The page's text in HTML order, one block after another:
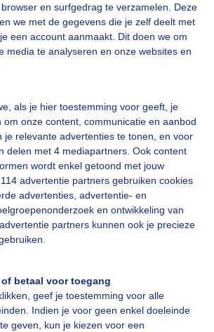
en surfgedrag te verzamelen. Deze
we met de gegevens die je zelf deelt met
een account aanmaakt. Dit doen we om
media te analyseren en onze websites en
als je hier toestemming voor geeft, je
om onze content, communicatie en aanbod
je relevante advertenties te tonen, en voor
delen met 4 mediapartners. Ook content
wordt enkel getoond met jouw
advertentie partners gebruiken cookies
advertenties, advertentie- en
en ontwikkeling van
partners kunnen ook je precieze
betaal voor toegang
geef je toestemming voor alle
Indien je voor geen enkel doeleinde
geven, kun je kiezen voor een
Een moment geduld aub...